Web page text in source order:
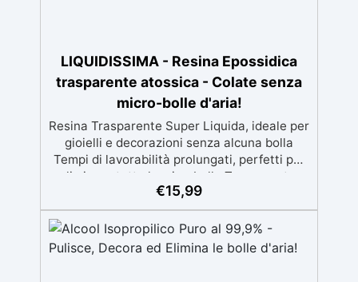
LIQUIDISSIMA - Resina Epossidica
trasparente atossica - Colate senza
micro-bolle d'aria!
Resina Trasparente Super Liquida, ideale per
gioielli e decorazioni senza alcuna bolla
Tempi di lavorabilità prolungati, perfetti per
eliminare tutte le microbolle Trasparente,
resistente all'ingiallimento per colate da
2mm fino a 2 cm, minimizzando le bolle d'aria
per risultati impeccabili. Compatibile con
coloranti in pasta o polvere, permettendo
personalizzazioni uniche Sicura, BPA Free,
€15,99